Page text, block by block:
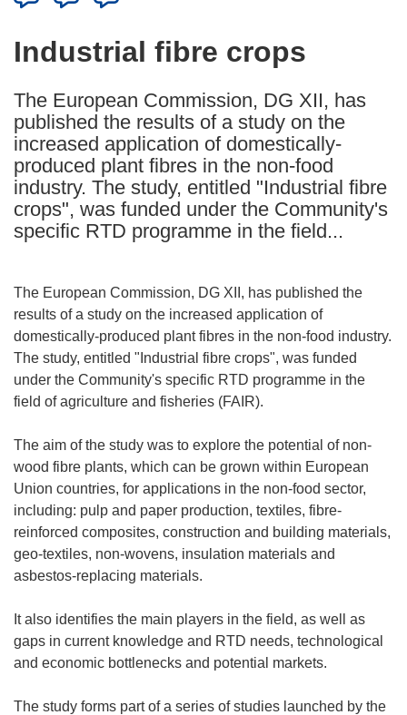
available
the
languages:
Industrial fibre crops
The European Commission, DG XII, has
published the results of a study on the
increased application of domestically-
produced plant fibres in the non-food
industry. The study, entitled "Industrial fibre
crops", was funded under the Community's
specific RTD programme in the field...
The European Commission, DG XII, has published the
results of a study on the increased application of
domestically-produced plant fibres in the non-food industry.
The study, entitled "Industrial fibre crops", was funded
under the Community's specific RTD programme in the
field of agriculture and fisheries (FAIR).
The aim of the study was to explore the potential of non-
wood fibre plants, which can be grown within European
Union countries, for applications in the non-food sector,
including: pulp and paper production, textiles, fibre-
reinforced composites, construction and building materials,
geo-textiles, non-wovens, insulation materials and
asbestos-replacing materials.
It also identifies the main players in the field, as well as
gaps in current knowledge and RTD needs, technological
and economic bottlenecks and potential markets.
The study forms part of a series of studies launched by the